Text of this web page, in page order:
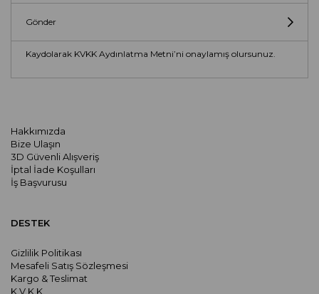
Hakkımızda
Bize Ulaşın
3D Güvenli Alışveriş
İptal İade Koşulları
İş Başvurusu
Gönder
Kaydolarak KVKK Aydınlatma Metni’ni onaylamış olursunuz.
DESTEK
Gizlilik Politikası
Mesafeli Satış Sözleşmesi
Kargo & Teslimat
K.V.K.K.